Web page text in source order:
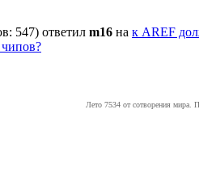
547) ответил m16 на к AREF
Лето 7534 от сотворения мира.